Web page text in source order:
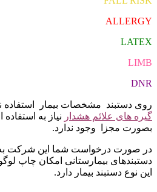
ALLERGY
LATEX
LIMB
DNR
روی دستبند مشخصات بیمار استفاده
گیره های علائم هشدار نیاز به استفاده
بصورت مجزا وجود ندارد.
در صورت درخواست شما این شرکت به
دستبندهای بیمارستانی امکان چاپ
این نوع دستبند بیمار دارد.